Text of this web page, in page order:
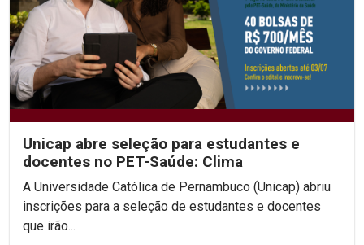
Unicap abre seleção para estudantes e
docentes no PET-Saúde: Clima
A Universidade Católica de Pernambuco (Unicap) abriu
inscrições para a seleção de estudantes e docentes
que irão...